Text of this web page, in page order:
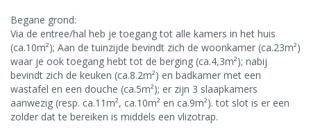
Begane grond:
Via de entree/hal heb je toegang tot alle kamers in het huis
(ca.10m²); Aan de tuinzijde bevindt zich de woonkamer (ca.23m²)
waar je ook toegang hebt tot de berging (ca.4,3m²); nabij
bevindt zich de keuken (ca.8.2m²) en badkamer met een
wastafel en een douche (ca.5m²); er zijn 3 slaapkamers
aanwezig (resp. ca.11m², ca.10m² en ca.9m²). tot slot is er een
zolder dat te bereiken is middels een vlizotrap.